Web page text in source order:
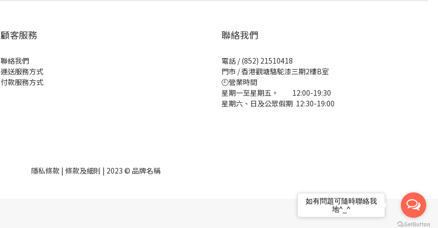
顧客服務
聯絡我們
運送服務方式
付款服務方式
聯絡我們
電話 / (852) 21510418
門市 / 香港觀塘駱駝漆三期2樓B室
🕘營業時間
星期一至星期五。 12:00-19:30
星期六、日及公眾假期 12:30-19:00
隱私條款 | 條款及細則 | 2023 © 品牌名稱
如有問題可隨時聯絡我
地^_^